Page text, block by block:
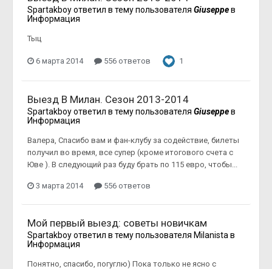
Spartakboyответил в тему пользователя Giuseppeв
Информация
Тыц
6 марта 2014 556 ответов 1
Выезд В Милан. Сезон 2013-2014
Spartakboyответил в тему пользователя Giuseppeв
Информация
Валера, Спасибо вам и фан-клубу за содействие, билеты
получил во время, все супер (кроме итогового счета с
Юве ). В следующий раз буду брать по 115 евро, чтобы...
3 марта 2014 556 ответов
Мой первый выезд: советы новичкам
Spartakboyответил в тему пользователя Milanista в
Информация
Понятно, спасибо, погуглю) Пока только не ясно с